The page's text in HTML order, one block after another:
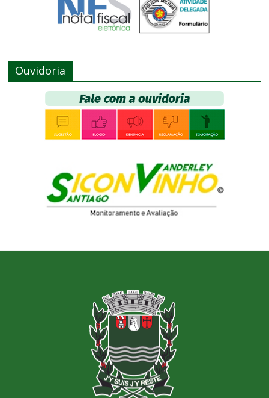
Ouvidoria